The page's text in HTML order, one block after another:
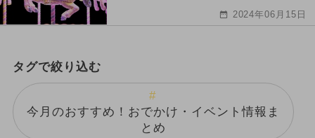
2024年06月15日
タグで絞り込む
今月のおすすめ！おでかけ・イベント情報ま
とめ